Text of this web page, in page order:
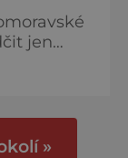
jen
zdejší
»